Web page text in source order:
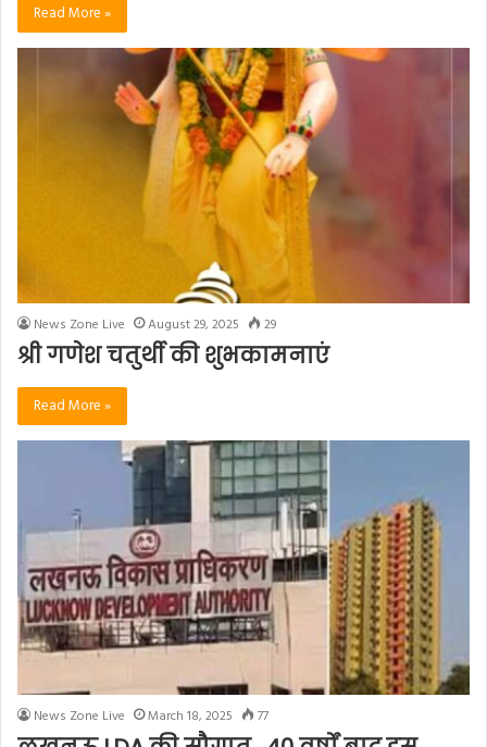
Read More »
News Zone Live August 29, 2025 29
श्री गणेश चतुर्थी की शुभकामनाएं
Read More »
News Zone Live March 18, 2025 77